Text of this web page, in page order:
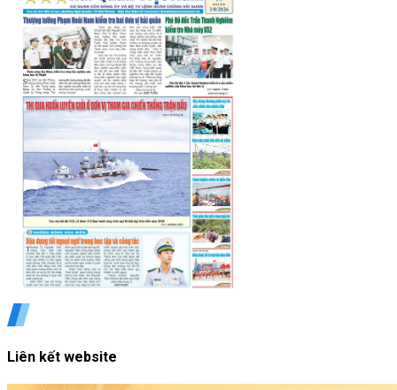
Liên kết website